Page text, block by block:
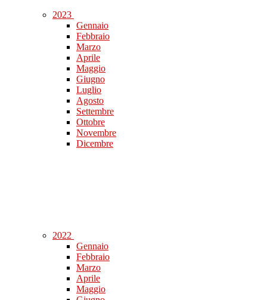
2023
Gennaio
Febbraio
Marzo
Aprile
Maggio
Giugno
Luglio
Agosto
Settembre
Ottobre
Novembre
Dicembre
2022
Gennaio
Febbraio
Marzo
Aprile
Maggio